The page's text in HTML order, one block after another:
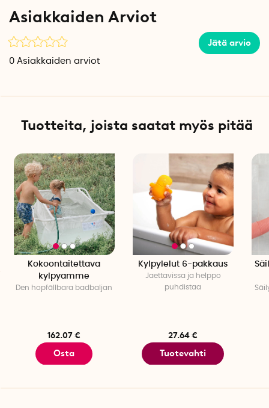
Ympärysmitta: 40-55 cm.
Asiakkaiden Arviot
Jätä arvio
0 Asiakkaiden arviot
Tuotteita, joista saatat myös pitää
Kokoontaitettava
kylpyamme
Den hopfällbara badbaljan
162.07 €
Osta
Kylpylelut 6-pakkaus
Jaettavissa ja helppo
puhdistaa
27.64 €
Tuotevahti